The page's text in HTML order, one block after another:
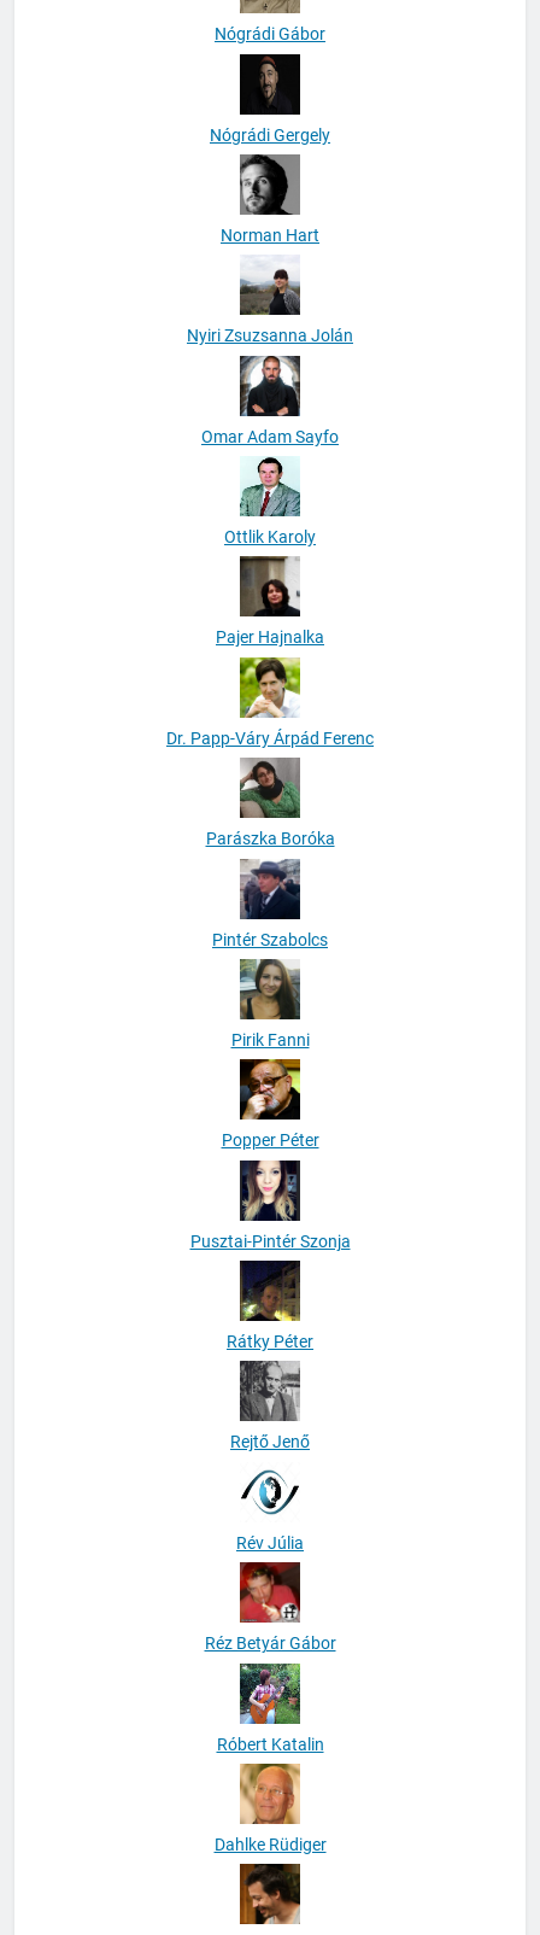
Nógrádi Gábor
Nógrádi Gergely
Norman Hart
Nyiri Zsuzsanna Jolán
Omar Adam Sayfo
Ottlik Karoly
Pajer Hajnalka
Dr. Papp-Váry Árpád Ferenc
Parászka Boróka
Pintér Szabolcs
Pirik Fanni
Popper Péter
Pusztai-Pintér Szonja
Rátky Péter
Rejtő Jenő
Rév Júlia
Réz Betyár Gábor
Róbert Katalin
Dahlke Rüdiger